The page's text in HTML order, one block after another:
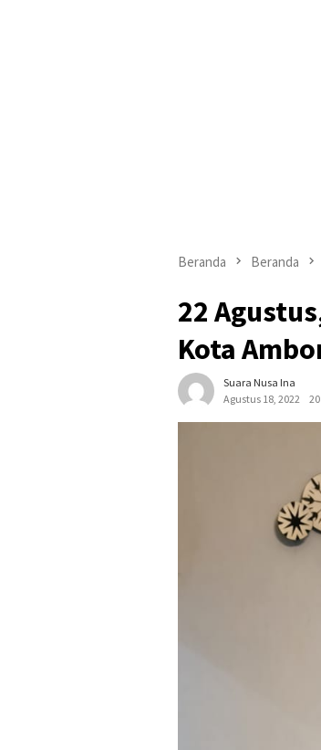
Beranda Beranda
22
Kota
Suara Nusa Ina
Agustus 18, 2022